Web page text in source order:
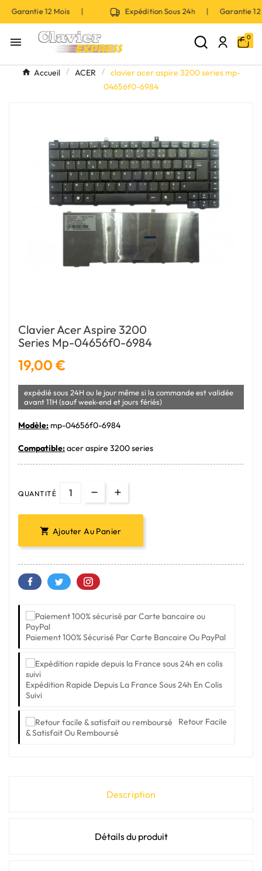
Garantie 12 Mois | Expédition Sous 24h | Garantie
 0
Accueil ACER
clavier acer aspire 3200 series mp-
04656f0-6984
Clavier Acer Aspire 3200
Series Mp-04656f0-6984
19,00 €
expédié sous 24H ou le jour même si la commande est validée
avant 11H (sauf week-end et jours fériés)
Modèle: mp-04656f0-6984
Compatible:acer aspire 3200 series
QUANTITÉ
 Ajouter Au Panier
Paiement 100% Sécurisé Par Carte Bancaire Ou PayPal
Expédition Rapide Depuis La France Sous 24h En Colis
Suivi
Retour Facile
& Satisfait Ou Remboursé
Description
Détails du produit